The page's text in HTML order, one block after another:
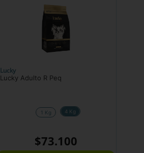
Lucky
Lucky Adulto R Peq
1 Kg 4 Kg
$73.100